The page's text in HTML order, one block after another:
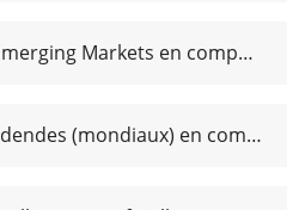
ETF MSCI Emerging Markets en comparaison
ETF de dividendes (mondiaux) en comparaison